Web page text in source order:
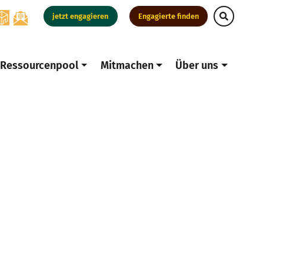
jetzt engagieren Engagierte finden
Ressourcenpool Mitmachen Über uns